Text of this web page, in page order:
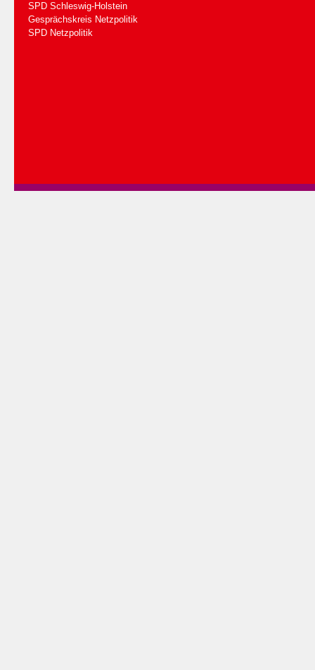
SPD Schleswig-Holstein
Gesprächskreis Netzpolitik
SPD Netzpolitik